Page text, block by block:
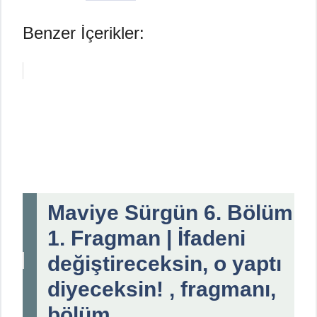
Benzer İçerikler:
Maviye Sürgün 6. Bölüm
1. Fragman | İfadeni
değiştireceksin, o yaptı
diyeceksin! , fragmanı,